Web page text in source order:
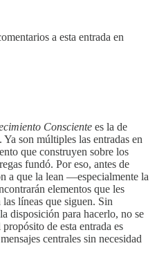
a esta entrada en
Consciente es la de
. Ya son múltiples las entradas en
que construyen sobre los
fundó. Por eso, antes de
a que la lean —especialmente la
elementos que les
líneas que siguen. Sin
disposición para hacerlo, no se
de esta entrada es
centrales sin necesidad